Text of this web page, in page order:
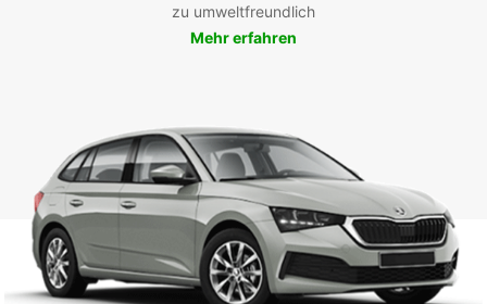
zu umweltfreundlich
Mehr erfahren